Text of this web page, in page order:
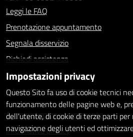
Leggi le FAQ
Prenotazione appuntamento
Segnala disservizio
Richiedi assistenza
Statistiche dei Siti web
Intranet - accesso riservato
Amministrazione trasparente
Informativa privacy
Impostazioni privacy
Questo Sito fa uso di cookie tecnici
funzionamento delle pagine web e,
dell'utente, di cookie di terze parti per
navigazione degli utenti ed